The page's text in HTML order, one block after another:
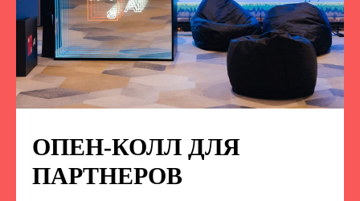
ОПЕН-КОЛЛ ДЛЯ
ПАРТНЕРОВ
ПОДПИСЫВАЙТЕСЬ
НА НАС В СОЦСЕТЯХ